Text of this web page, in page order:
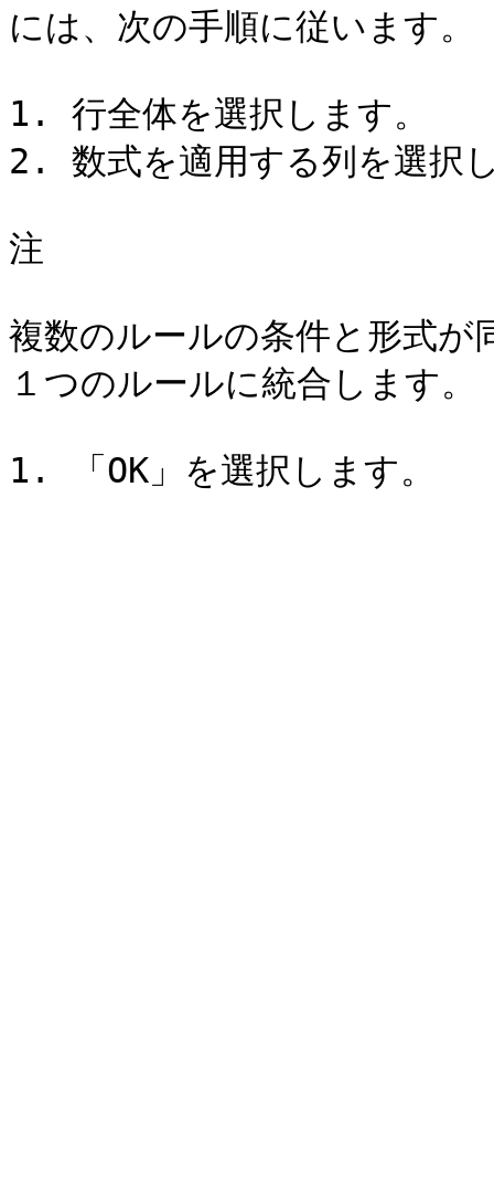
には、次の手順に従います。
1. 行全体を選択します。
2. 数式を適用する列を選択
注
複数のルールの条件と形式
１つのルールに統合します。